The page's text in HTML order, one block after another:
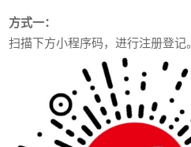
方式一：
扫描下方小程序码，进行注册登记。